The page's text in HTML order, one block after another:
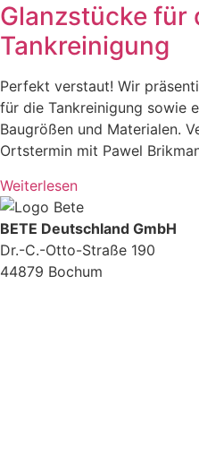
Glanzstücke für
Tankreinigung
Perfekt verstaut! Wir
für die Tankreinigung sowie
Baugrößen und Materialen.
Ortstermin mit Pawel
Weiterlesen
BETE Deutschland GmbH
Dr.-C.-Otto-Straße 190
44879 Bochum